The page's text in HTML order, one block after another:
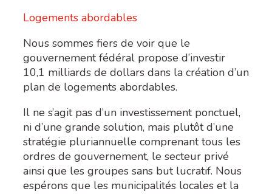
Logements abordables
Nous sommes fiers de voir que le
gouvernement fédéral propose d’investir
10,1 milliards de dollars dans la création d’un
plan de logements abordables.
Il ne s’agit pas d’un investissement ponctuel,
ni d’une grande solution, mais plutôt d’une
stratégie pluriannuelle comprenant tous les
ordres de gouvernement, le secteur privé
ainsi que les groupes sans but lucratif. Nous
espérons que les municipalités locales et la